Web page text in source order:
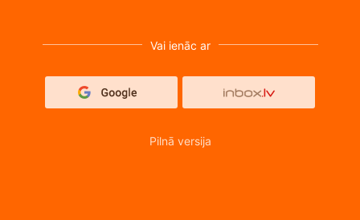
Vai ienāc ar
Pilnā versija